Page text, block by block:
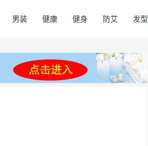
男装 健康 健身 防艾 发型